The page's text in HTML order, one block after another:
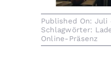
Published On: Juli
Schlagwörter:
Online-Präsenz